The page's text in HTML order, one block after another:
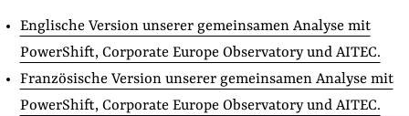
Englische Version unserer gemeinsamen Analyse mit
PowerShift, Corporate Europe Observatory und AITEC.
Französische Version unserer gemeinsamen Analyse mit
PowerShift, Corporate Europe Observatory und AITEC.